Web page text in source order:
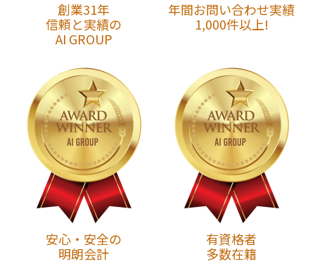
創業31年
信頼と実績の
AI GROUP
年間お問い合わせ実績
1,000件以上!
安心・安全の
明朗会計
有資格者
多数在籍